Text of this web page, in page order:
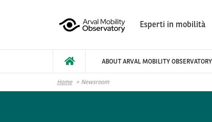
Esperti in mobilità
ABOUT ARVAL MOBILITY OBSERVATORY
Home Newsroom